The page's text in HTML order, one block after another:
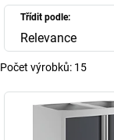
Třídit podle:
Relevance
Počet výrobků: 15